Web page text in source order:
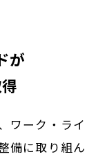
が
ワーク・ライ
備に取り組ん